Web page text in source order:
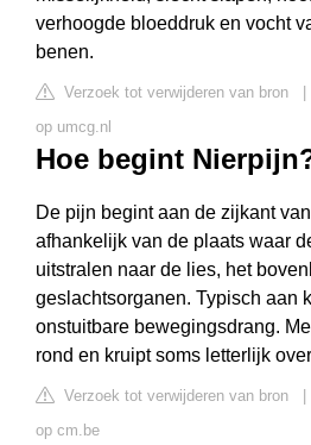
verhoogde bloeddruk en vocht
benen.
Verzoek tot verwijderen van bron
op umcg.nl
Hoe begint
De pijn begint aan de zijkant
afhankelijk van de plaats waar
uitstralen naar de lies, het
geslachtsorganen. Typisch aan
onstuitbare bewegingsdrang.
rond en kruipt soms letterlijk
Verzoek tot verwijderen van bron
op cm.be